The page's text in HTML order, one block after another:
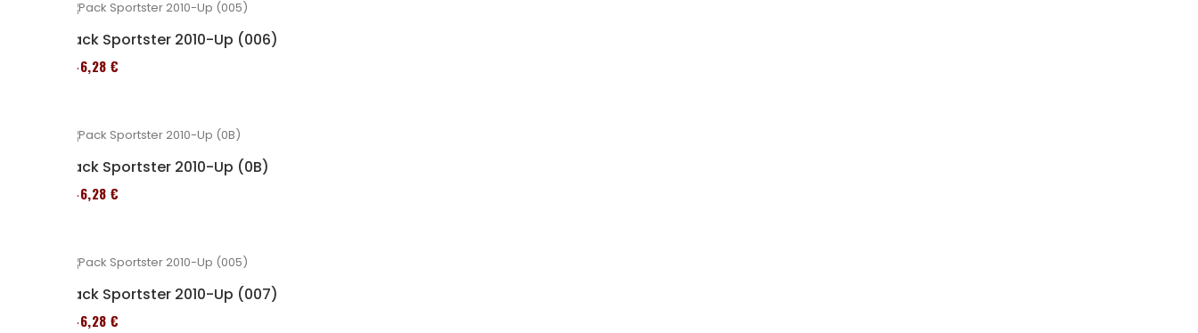
Pack Sportster 2010-Up (006)
246,28 €
Pack Sportster 2010-Up (0B)
246,28 €
Pack Sportster 2010-Up (007)
246,28 €